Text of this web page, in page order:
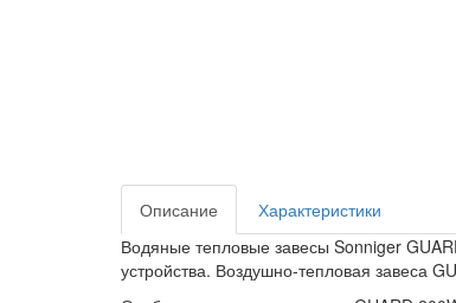
Описание
Характеристики
Водяные тепловые завесы Sonniger
устройства. Воздушно-тепловая завеса